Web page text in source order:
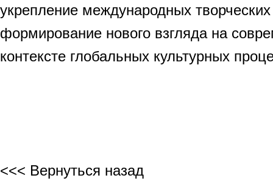
укрепление международных
формирование нового взгляда на
контексте глобальных культурных
<<< Вернуться назад